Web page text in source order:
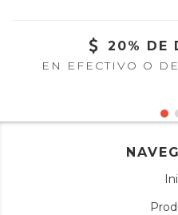
20% DE
EN EFECTIVO O